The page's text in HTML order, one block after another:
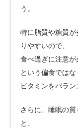
う。
特に脂質や糖質
りやすいので、
食べ過ぎに注意が
という偏食ではな
ビタミンをバラン
さらに、睡眠の
と、